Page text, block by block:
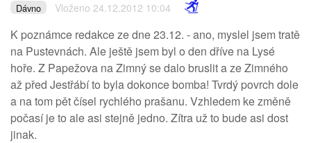
Dávno Vloženo 24.12.2012 10:04
K poznámce redakce ze dne 23.12. - ano, myslel jsem tratě
na Pustevnách. Ale ještě jsem byl o den dříve na Lysé
hoře. Z Papežova na Zimný se dalo bruslit a ze Zimného
až před Jestřábí to byla dokonce bomba! Tvrdý povrch dole
a na tom pět čísel rychlého prašanu. Vzhledem ke změně
počasí je to ale asi stejně jedno. Zítra už to bude asi dost
jinak.